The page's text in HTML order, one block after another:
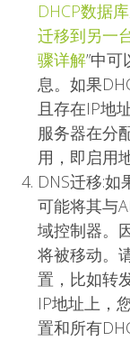
DHCP数据
迁移到另一
骤详解”中
息。如果
且存在IP地
服务器在分
用，即启用
DNS迁移:如
可能将其与
域控制器。
将被移动。
置，比如转
IP地址上，
置和所有